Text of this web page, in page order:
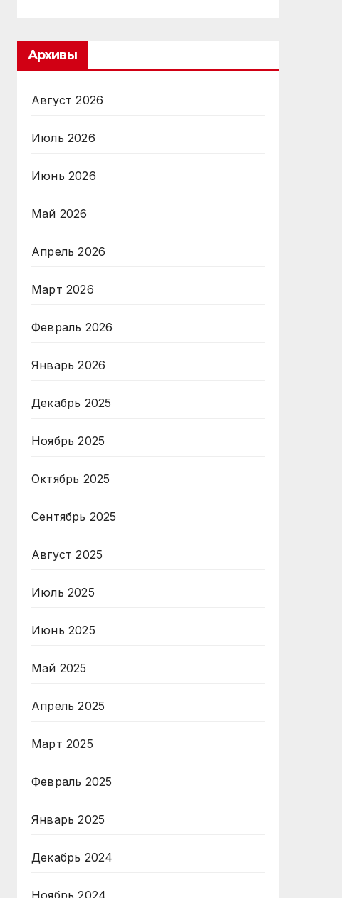
Архивы
Август 2026
Июль 2026
Июнь 2026
Май 2026
Апрель 2026
Март 2026
Февраль 2026
Январь 2026
Декабрь 2025
Ноябрь 2025
Октябрь 2025
Сентябрь 2025
Август 2025
Июль 2025
Июнь 2025
Май 2025
Апрель 2025
Март 2025
Февраль 2025
Январь 2025
Декабрь 2024
Ноябрь 2024